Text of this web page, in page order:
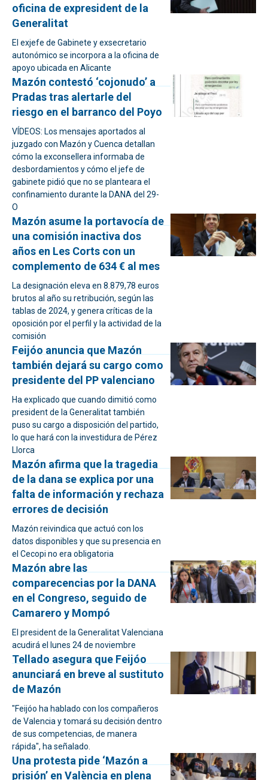
oficina de expresident de la
Generalitat
El exjefe de Gabinete y exsecretario
autonómico se incorpora a la oficina de
apoyo ubicada en Alicante
Mazón contestó ‘cojonudo’ a
Pradas tras alertarle del
riesgo en el barranco del Poyo
VÍDEOS: Los mensajes aportados al
juzgado con Mazón y Cuenca detallan
cómo la exconsellera informaba de
desbordamientos y cómo el jefe de
gabinete pidió que no se planteara el
confinamiento durante la DANA del 29-
O
Mazón asume la portavocía de
una comisión inactiva dos
años en Les Corts con un
complemento de 634 € al mes
La designación eleva en 8.879,78 euros
brutos al año su retribución, según las
tablas de 2024, y genera críticas de la
oposición por el perfil y la actividad de la
comisión
Feijóo anuncia que Mazón
también dejará su cargo como
presidente del PP valenciano
Ha explicado que cuando dimitió como
president de la Generalitat también
puso su cargo a disposición del partido,
lo que hará con la investidura de Pérez
Llorca
Mazón afirma que la tragedia
de la dana se explica por una
falta de información y rechaza
errores de decisión
Mazón reivindica que actuó con los
datos disponibles y que su presencia en
el Cecopi no era obligatoria
Mazón abre las
comparecencias por la DANA
en el Congreso, seguido de
Camarero y Mompó
El president de la Generalitat Valenciana
acudirá el lunes 24 de noviembre
Tellado asegura que Feijóo
anunciará en breve al sustituto
de Mazón
"Feijóo ha hablado con los compañeros
de Valencia y tomará su decisión dentro
de sus competencias, de manera
rápida", ha señalado.
Una protesta pide ‘Mazón a
prisión’ en València en plena